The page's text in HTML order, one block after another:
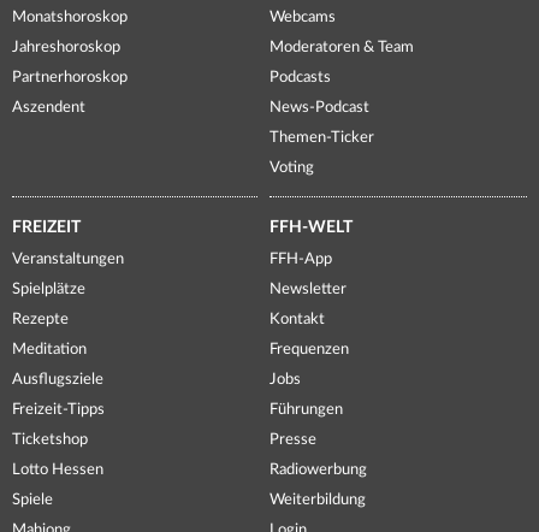
Monatshoroskop
Jahreshoroskop
Partnerhoroskop
Aszendent
Webcams
Moderatoren & Team
Podcasts
News-Podcast
Themen-Ticker
Voting
FREIZEIT
Veranstaltungen
Spielplätze
Rezepte
Meditation
Ausflugsziele
Freizeit-Tipps
Ticketshop
Lotto Hessen
Spiele
FFH-WELT
FFH-App
Newsletter
Kontakt
Frequenzen
Jobs
Führungen
Presse
Radiowerbung
Weiterbildung